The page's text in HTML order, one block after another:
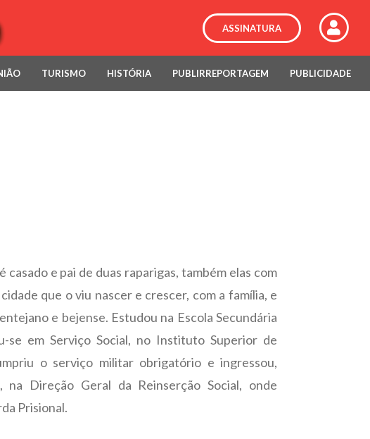
ASSINATURA
TURISMO HISTÓRIA PUBLIRREPORTAGEM PUBLICIDADE
casado e pai de duas raparigas, também elas com
que o viu nascer e crescer, com a família, e
e bejense. Estudou na Escola Secundária
se em Serviço Social, no Instituto Superior de
o serviço militar obrigatório e ingressou,
na Direção Geral da Reinserção Social, onde
Prisional.